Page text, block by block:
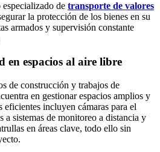
de transporte de valores
la protección de los bienes en su
armados y supervisión constante
en espacios al aire libre
de construcción y trabajos de
en gestionar espacios amplios y
eficientes incluyen cámaras para el
a sistemas de monitoreo a distancia y
en áreas clave, todo ello sin